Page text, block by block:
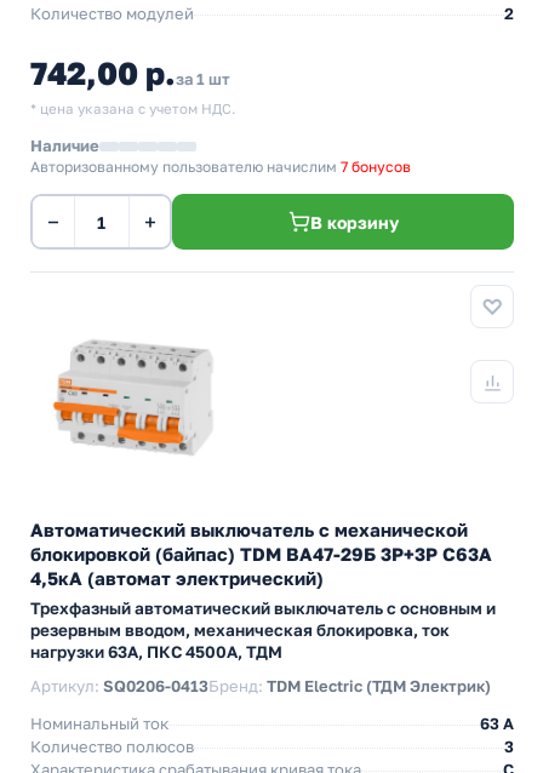
Количество модулей 2
742,00 р.за 1 шт
* цена указана с учетом НДС.
Наличие
Авторизованному пользователю начислим 7 бонусов
− + В корзину
Автоматический выключатель с механической
блокировкой (байпас) TDM ВА47-29Б 3Р+3Р С63А
4,5кА (автомат электрический)
Трехфазный автоматический выключатель с основным и
резервным вводом, механическая блокировка, ток
нагрузки 63А, ПКС 4500А, ТДМ
Артикул: SQ0206-0413Бренд: TDM Electric (ТДМ Электрик)
Номинальный ток
63 A
Количество полюсов
3